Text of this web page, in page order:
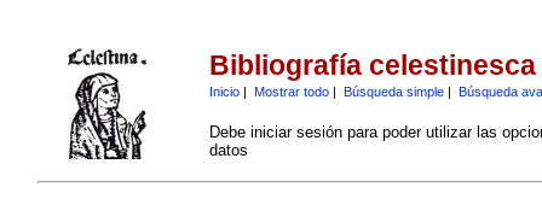
Bibliografía celestinesca
Inicio| Mostrar todo| Búsqueda simple| Búsqueda
Debe iniciar sesión para poder utilizar las
datos